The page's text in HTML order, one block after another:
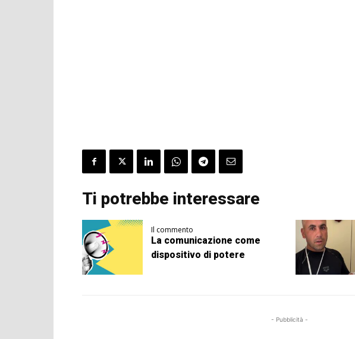
Ti potrebbe interessare
Il commento
La comunicazione come
dispositivo di potere
- Pubblicità -